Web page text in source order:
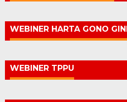
WEBINER HARTA GONO GINI
WEBINER TPPU